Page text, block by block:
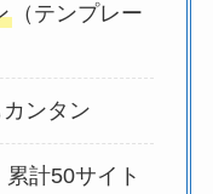
（テンプレー
ンタン
計50サイト